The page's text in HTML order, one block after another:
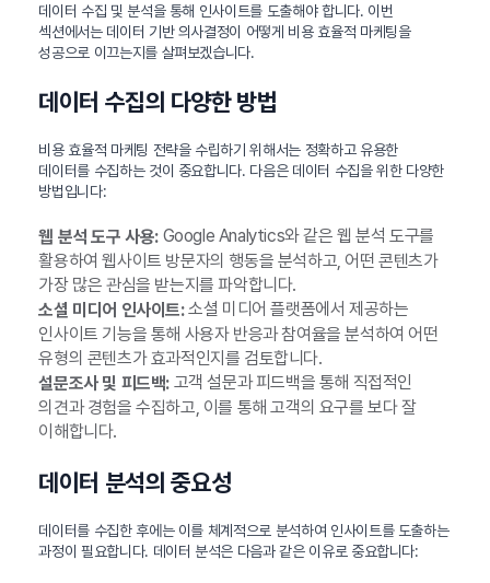
데이터 수집 및 분석을 통해 인사이트를 도출해야 합니다. 이번
섹션에서는 데이터 기반 의사결정이 어떻게 비용 효율적 마케팅을
성공으로 이끄는지를 살펴보겠습니다.
데이터 수집의 다양한 방법
비용 효율적 마케팅 전략을 수립하기 위해서는 정확하고 유용한
데이터를 수집하는 것이 중요합니다. 다음은 데이터 수집을 위한 다양한
방법입니다:
웹 분석 도구 사용:Google Analytics와 같은 웹 분석 도구를
활용하여 웹사이트 방문자의 행동을 분석하고, 어떤 콘텐츠가
가장 많은 관심을 받는지를 파악합니다.
소셜 미디어 인사이트:소셜 미디어 플랫폼에서 제공하는
인사이트 기능을 통해 사용자 반응과 참여율을 분석하여 어떤
유형의 콘텐츠가 효과적인지를 검토합니다.
설문조사 및 피드백:고객 설문과 피드백을 통해 직접적인
의견과 경험을 수집하고, 이를 통해 고객의 요구를 보다 잘
이해합니다.
데이터 분석의 중요성
데이터를 수집한 후에는 이를 체계적으로 분석하여 인사이트를 도출하는
과정이 필요합니다. 데이터 분석은 다음과 같은 이유로 중요합니다: